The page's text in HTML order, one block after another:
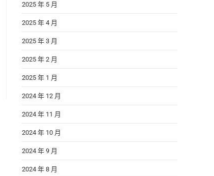
2025 年 5 月
2025 年 4 月
2025 年 3 月
2025 年 2 月
2025 年 1 月
2024 年 12 月
2024 年 11 月
2024 年 10 月
2024 年 9 月
2024 年 8 月